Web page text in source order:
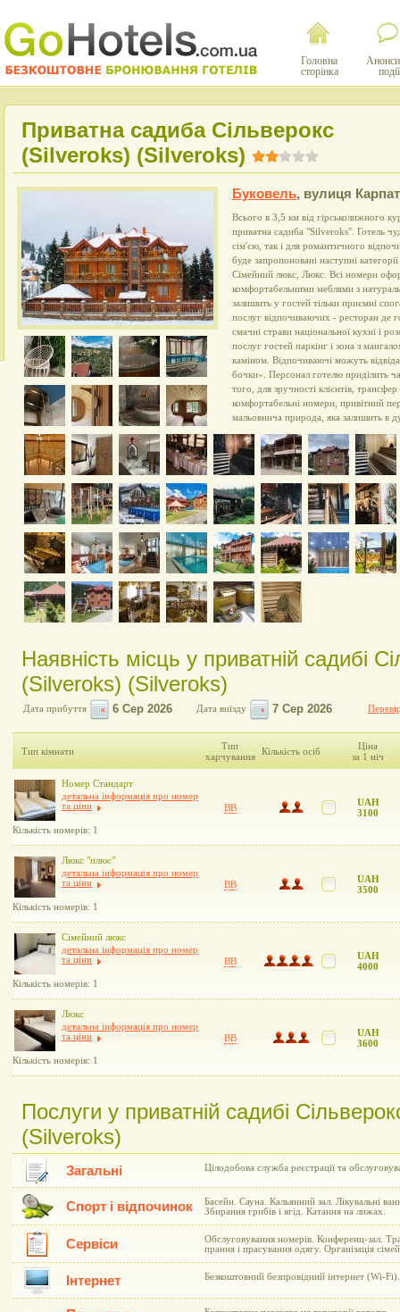
Головна
сторінка
події
Приватна садиба Сільверокс
(Silveroks) (Silveroks)
Буковель, вулиця
Всього в 3,5 км від гірськолижного
приватна садиба "Silveroks". Готель
сім'єю, так і для романтичного
буде запропоновані наступні
Сімейний люкс, Люкс. Всі номери
комфортабельними меблями з
залишить у гостей тільки приємні
послуг відпочиваючих - ресторан де
смачні страви національної кухні і
послуг гостей паркінг і зона з
каміном. Відпочиваючі можуть
бочки». Персонал готелю приділить
того, для зручності клієнтів,
комфортабельні номери, привітний
мальовнича природа, яка залишить в
Наявність місць у приватній садибі
(Silveroks) (Silveroks)
Дата прибуття Дата виїзду
Тип кімнати
Тип
харчування
Кількість осіб
Ціна
за 1 ніч
Номер Стандарт
детальна інформація про номер
та ціни
Кількість номерів: 1
BB
UAH
3100
Люкс "плюс"
детальна інформація про номер
та ціни
Кількість номерів: 1
BB
UAH
3500
Сімейний люкс
детальна інформація про номер
та ціни
Кількість номерів: 1
BB
UAH
4000
Люкс
детальна інформація про номер
та ціни
Кількість номерів: 1
BB
UAH
3600
Послуги у приватній садибі
(Silveroks)
Загальні Цілодобова служба реєстрації та
Спорт і відпочинок
Басейн. Сауна. Кальянний зал. Лікувальні
Збирання грибів і ягід. Катання на лижах.
Сервіси
Обслуговування номерів. Конференц-зал.
прання і прасування одягу. Організація
Інтернет Безкоштовний безпровідний інтернет (Wi-Fi).